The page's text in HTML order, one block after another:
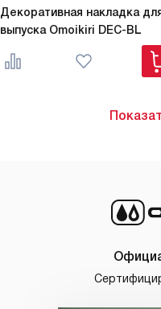
Декоративная накладка
выпуска Omoikiri DEC-BL